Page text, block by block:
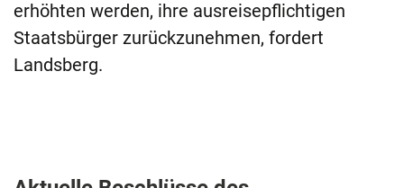
erhöhten werden, ihre ausreisepflichtigen
Staatsbürger zurückzunehmen, fordert
Landsberg.